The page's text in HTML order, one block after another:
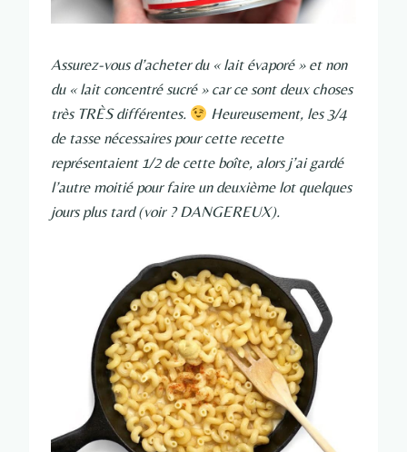
Assurez-vous d’acheter du « lait évaporé » et non
du « lait concentré sucré » car ce sont deux choses
très TRÈS différentes.
Heureusement, les 3/4
de tasse nécessaires pour cette recette
représentaient 1/2 de cette boîte, alors j’ai gardé
l’autre moitié pour faire un deuxième lot quelques
jours plus tard (voir ? DANGEREUX).